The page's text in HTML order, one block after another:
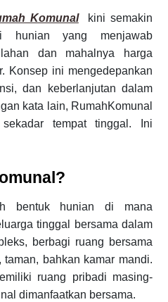
Komunalkini semakin
hunian yang menjawab
dan mahalnya harga
Konsep ini mengedepankan
dan keberlanjutan dalam
kata lain, RumahKomunal
tempat tinggal. Ini
bentuk hunian di mana
tinggal bersama dalam
berbagi ruang bersama
bahkan kamar mandi.
ruang pribadi masing-
dimanfaatkan bersama.